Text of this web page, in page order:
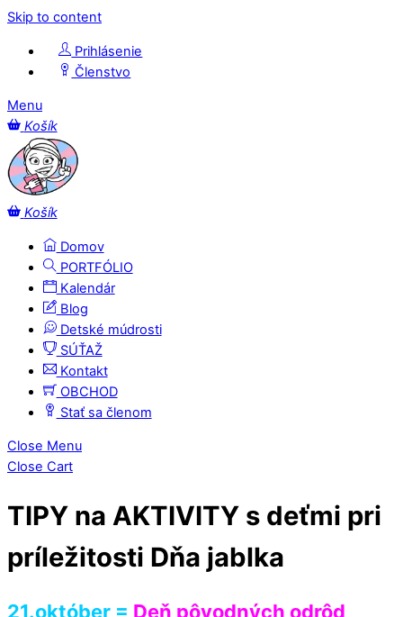
Skip to content
Prihlásenie
Členstvo
Menu
Košík
Košík
Domov
PORTFÓLIO
Kalendár
Blog
Detské múdrosti
SÚŤAŽ
Kontakt
OBCHOD
Stať sa členom
Close Menu
Close Cart
TIPY na AKTIVITY s deťmi pri
príležitosti Dňa jablka
21.október = Deň pôvodných odrôd